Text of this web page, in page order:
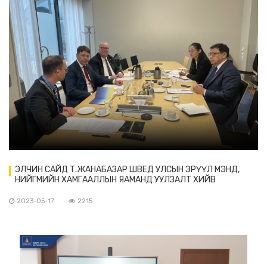
ЭЛЧИН САЙД Т.ЖАНАБАЗАР ШВЕД УЛСЫН ЭРҮҮЛ МЭНД,
НИЙГМИЙН ХАМГААЛЛЫН ЯАМАНД УУЛЗАЛТ ХИЙВ
2023-05-17 2215